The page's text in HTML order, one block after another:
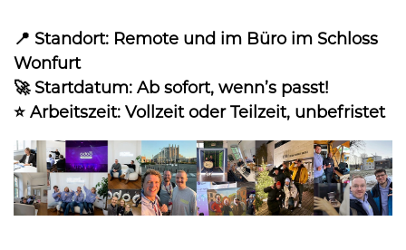
📍 Standort: Remote und im Büro im Schloss
Wonfurt
🚀 Startdatum: Ab sofort, wenn’s passt!
⭐ Arbeitszeit: Vollzeit oder Teilzeit, unbefristet